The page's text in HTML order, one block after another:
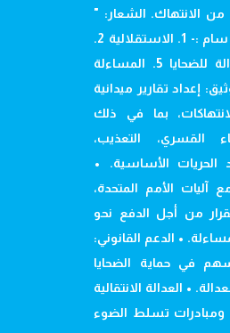
من الانتهاك. الشعار: "
من التوثيق إلى العدالة قيم سام :- 1. الاستقلالية 2.
المهنية 3. النزاهة 4. العدالة للضحايا 5. المساءلة
إعداد تقارير ميدانية
بما في ذلك
القسري، التعذيب،
الحريات الأساسية. •
آليات الأمم المتحدة،
من أجل الدفع نحو
• الدعم القانوني:
في حماية الضحايا
• العدالة الانتقالية
ومبادرات تسلط الضوء